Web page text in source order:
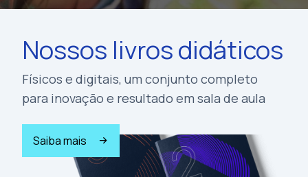
Nossos livros didáticos
Físicos e digitais, um conjunto completo
para inovação e resultado em sala de aula
Saiba mais